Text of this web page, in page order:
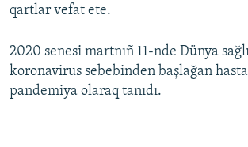
qartlar vefat ete.
2020 senesi martnıñ 11-nde Dünya
koronavirus sebebinden başlağan
pandemiya olaraq tanıdı.